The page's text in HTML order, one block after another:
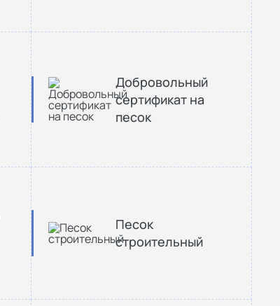
Добровольный
сертификат на
песок
Песок
строительный